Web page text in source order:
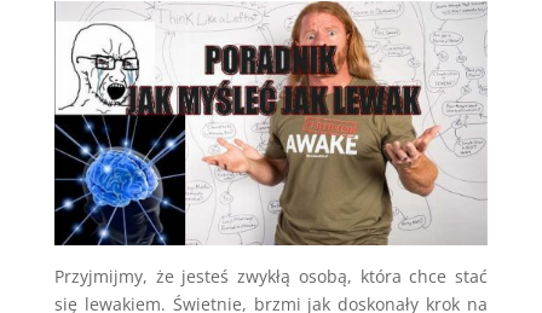
Przyjmijmy, że jesteś zwykłą osobą, która chce stać
się lewakiem. Świetnie, brzmi jak doskonały krok na